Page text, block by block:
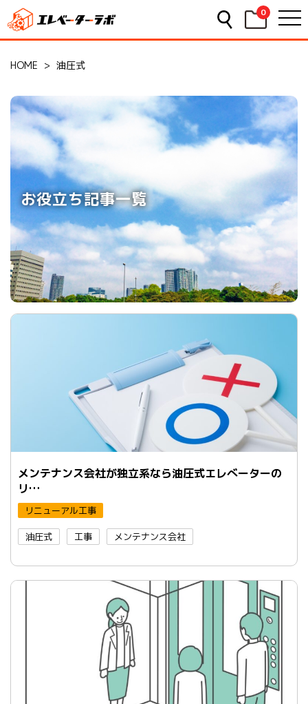
0
HOME > 油圧式
お役立ち記事一覧
メンテナンス会社が独立系なら油圧式エレべーターの
リ…
リニューアル工事
油圧式 工事 メンテナンス会社